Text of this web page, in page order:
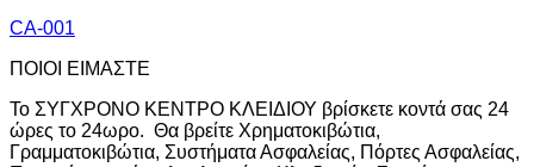
CA-001
ΠΟΙΟΙ ΕΙΜΑΣΤΕ
Το ΣΥΓΧΡΟΝΟ ΚΕΝΤΡΟ ΚΛΕΙΔΙΟΥ βρίσκετε κοντά σας 24
ώρες το 24ωρο. Θα βρείτε Χρηματοκιβώτια,
Γραμματοκιβώτια, Συστήματα Ασφαλείας, Πόρτες Ασφαλείας,